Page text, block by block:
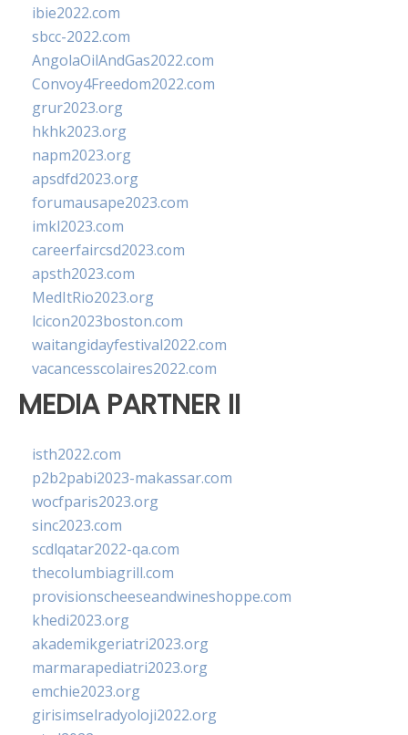
ibie2022.com
sbcc-2022.com
AngolaOilAndGas2022.com
Convoy4Freedom2022.com
grur2023.org
hkhk2023.org
napm2023.org
apsdfd2023.org
forumausape2023.com
imkl2023.com
careerfaircsd2023.com
apsth2023.com
MedItRio2023.org
lcicon2023boston.com
waitangidayfestival2022.com
vacancesscolaires2022.com
MEDIA PARTNER II
isth2022.com
p2b2pabi2023-makassar.com
wocfparis2023.org
sinc2023.com
scdlqatar2022-qa.com
thecolumbiagrill.com
provisionscheeseandwineshoppe.com
khedi2023.org
akademikgeriatri2023.org
marmarapediatri2023.org
emchie2023.org
girisimselradyoloji2022.org